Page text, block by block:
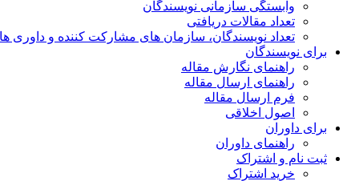
وابستگی سازمانی نویسندگان
تعداد مقالات دریافتی
تعداد نویسندگان، سازمان های مشارکت کننده و داوری های
برای نویسندگان
راهنمای نگارش مقاله
راهنمای ارسال مقاله
فرم ارسال مقاله
اصول اخلاقی
برای داوران
راهنمای داوران
ثبت نام و اشتراک
خرید اشتراک